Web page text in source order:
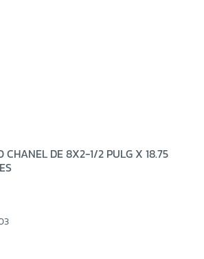
CHANEL DE 8X2-1/2 PULG X 18.75